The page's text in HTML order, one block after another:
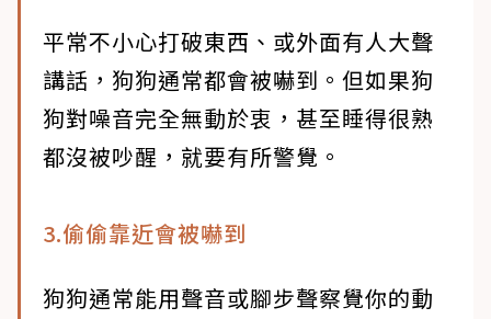
平常不小心打破東西、或外面有人大聲
講話，狗狗通常都會被嚇到。但如果狗
狗對噪音完全無動於衷，甚至睡得很熟
都沒被吵醒，就要有所警覺。
3.偷偷靠近會被嚇到
狗狗通常能用聲音或腳步聲察覺你的動